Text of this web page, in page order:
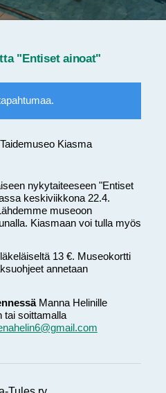
"Entiset ainoat"
Taidemuseo Kiasma
nykytaiteeseen "Entiset
keskiviikkona 22.4.
museoon
Kiasmaan voi tulla myös
13 €. Museokortti
annetaan
Manna Helinille
tai soittamalla